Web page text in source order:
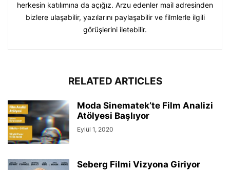
herkesin katılımına da açığız. Arzu edenler mail adresinden
bizlere ulaşabilir, yazılarını paylaşabilir ve filmlerle ilgili
görüşlerini iletebilir.
RELATED ARTICLES
Moda Sinematek’te Film Analizi
Atölyesi Başlıyor
Eylül 1, 2020
Seberg Filmi Vizyona Giriyor